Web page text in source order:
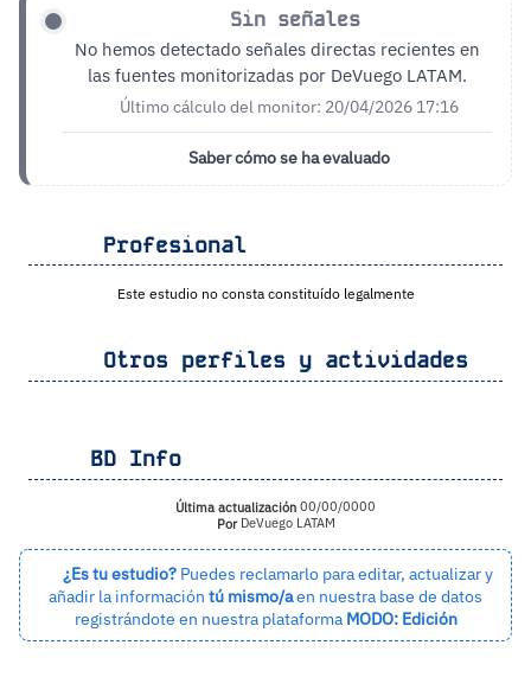
Sin señales
No hemos detectado señales directas recientes en
las fuentes monitorizadas por DeVuego LATAM.
Último cálculo del monitor: 20/04/2026 17:16
Saber cómo se ha evaluado
Profesional
Este estudio no consta constituído legalmente
Otros perfiles y actividades
BD Info
Última actualización 00/00/0000
PorDeVuego LATAM
¿Es tu estudio? Puedes reclamarlo para editar, actualizar y
añadir la información tú mismo/aen nuestra base de datos
registrándote en nuestra plataforma MODO: Edición